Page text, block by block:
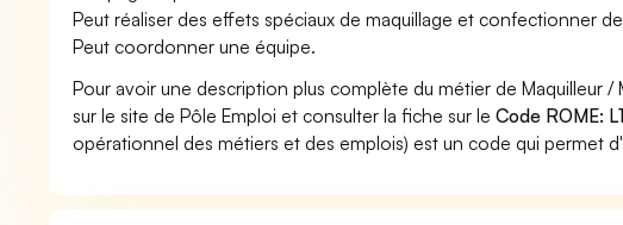
Peut réaliser des effets spéciaux de maquillage et confectionner
Peut coordonner une équipe.
Pour avoir une description plus complète du métier de Maquilleur
sur le site de Pôle Emploi et consulter la fiche sur leCode ROME:
opérationnel des métiers et des emplois) est un code qui permet